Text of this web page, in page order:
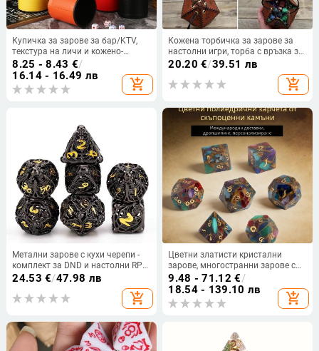
Купичка за зарове за бар/KTV,
текстура на личи и кожено-
изглеждаща повърхност, кръгла
форма, възможност за
отпечатване на лого
8.25 - 8.43 €/
16.14 - 16.49 лв
add_shopping_cart
Кожена торбичка за зарове за
настолни игри, торба с връзка за
затваряне, дизайн с правоъгълна
20.20 €/39.51 лв
add_shopping_cart
Метални зарове с кухи черепи -
комплект за DND и настолни RPG
игри, многостранни зарове, 100
24.53 €/47.98 лв
add_shopping_cart
Цветни златисти кристални
зарове, многостранни зарове с
гравирани цифри за Dungeons &
Dragons, комплект от 7 броя, Z02
9.48 - 71.12 €/
18.54 - 139.10 лв
add_shopping_cart